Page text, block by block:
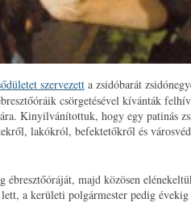
szervezetta zsidóbarát
csörgetésével kívánták
Kinyilvánítottuk, hogy egy patinás
lakókról, befektetőkről és
majd közösen
a kerületi polgármester pedig évekig